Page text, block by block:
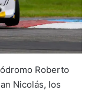
Roberto
Nicolás, los